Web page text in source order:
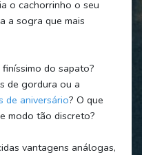
o cachorrinho o seu
a sogra que mais
do sapato?
de gordura ou a
de aniversário? O que
modo tão discreto?
vantagens análogas,